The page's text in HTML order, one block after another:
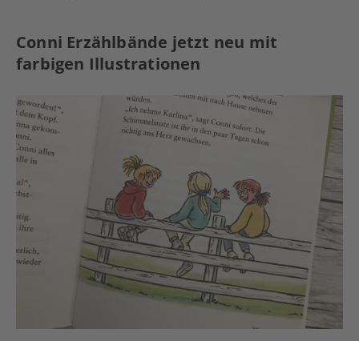
Conni Erzählbände jetzt neu mit
farbigen Illustrationen